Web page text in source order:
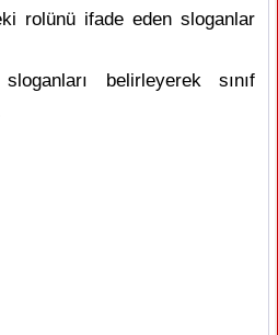
rolünü ifade eden sloganlar
belirleyerek sınıf